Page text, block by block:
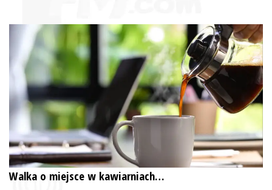
Walka o miejsce w kawiarniach…